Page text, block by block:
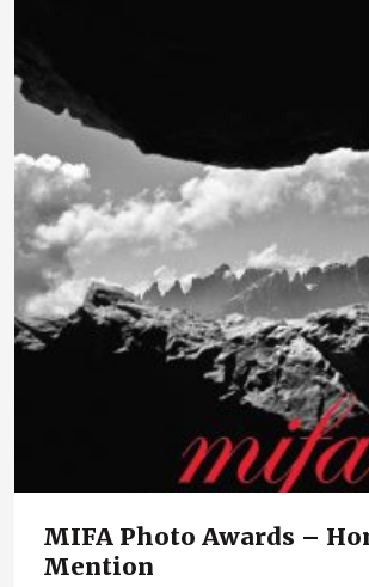
MIFA Photo Awards –
Mention